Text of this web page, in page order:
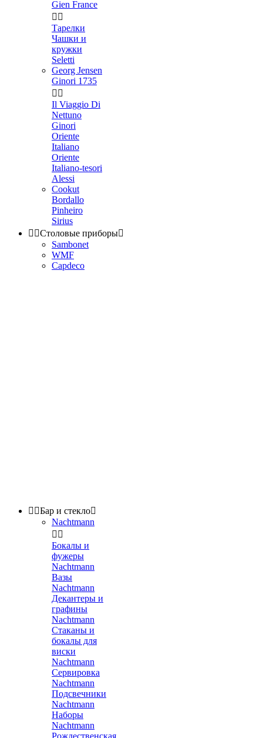
Gien France
 
Тарелки
Чашки и
кружки
Seletti
Georg Jensen
Ginori 1735
 
Il Viaggio Di
Nettuno
Ginori
Oriente
Italiano
Oriente
Italiano-tesori
Alessi
Cookut
Bordallo
Pinheiro
Sirius
 Столовые приборы
Sambonet
WMF
Capdeco
 Бар и стекло
Nachtmann
 
Бокалы и
фужеры
Nachtmann
Вазы
Nachtmann
Декантеры и
графины
Nachtmann
Стаканы и
бокалы для
виски
Nachtmann
Сервировка
Nachtmann
Подсвечники
Nachtmann
Наборы
Nachtmann
Рождественская